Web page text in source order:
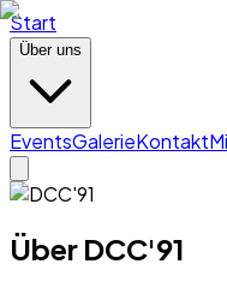
Start
Über uns
EventsGalerieKontakt
Über DCC'91